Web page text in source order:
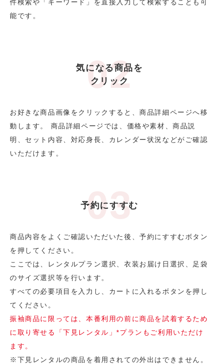
件検索や「キーワード」を直接入力して検索することも可
能です。
気になる商品を
クリック
お好きな商品画像をクリックすると、商品詳細ページへ移
動します。 商品詳細ページでは、価格や素材、商品説
明、セット内容、対応身長、カレンダー状況などがご確認
いただけます。
予約にすすむ
商品内容をよくご確認いただいた後、予約にすすむボタン
を押してください。
ここでは、レンタルプラン選択、衣装お届け日選択、足袋
のサイズ選択等を行います。
すべての必要項目を入力し、カートに入れるボタンを押し
てください。
振袖商品に限っては、本番利用の前に商品を試着するため
に取り寄せる「下見レンタル」*プランもご利用いただけ
ます。
※下見レンタルの商品を着用されての外出はできません。